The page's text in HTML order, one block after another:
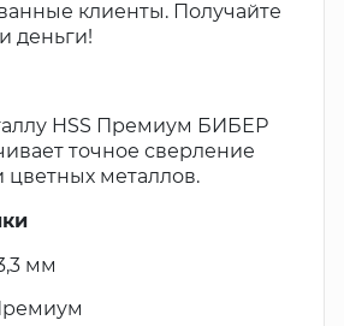
клиенты. Получайте
деньги!
HSS Премиум БИБЕР
точное сверление
цветных металлов.
мм